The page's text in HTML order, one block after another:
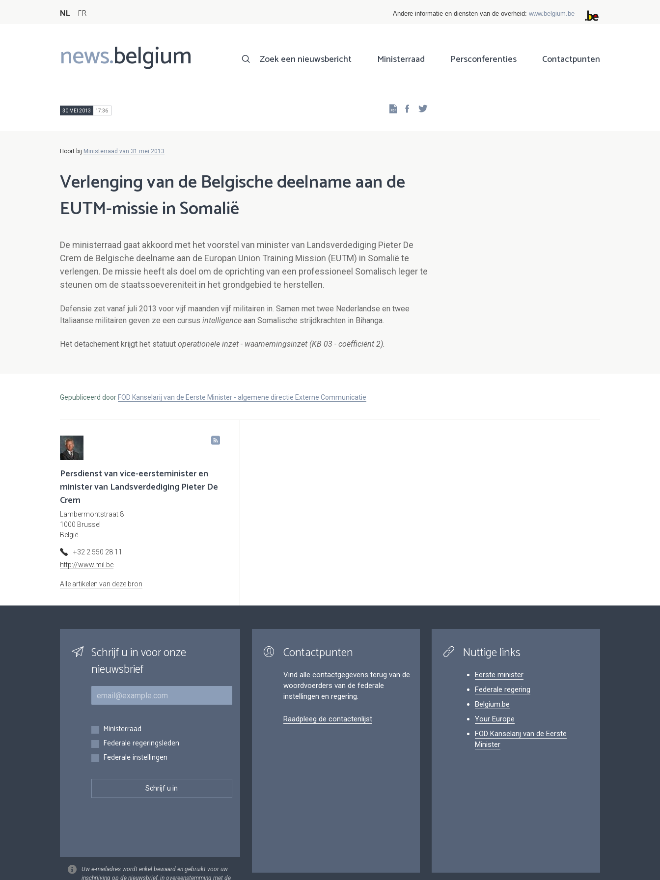
NL FR Andere informatie en diensten van de overheid: www.belgium.be
news.belgium
Main
navigation
Zoek een nieuwsbericht Ministerraad Persconferenties Contactpunten
30 MEI 2013 17:36 Facebook
Hoort bij Ministerraad van 31 mei 2013
Verlenging van de Belgische deelname aan de
EUTM-missie in Somalië
De ministerraad gaat akkoord met het voorstel van minister van Landsverdediging Pieter De
Crem de Belgische deelname aan de Europan Union Training Mission (EUTM) in Somalië te
verlengen. De missie heeft als doel om de oprichting van een professioneel Somalisch leger te
steunen om de staatssoevereniteit in het grondgebied te herstellen.
Defensie zet vanaf juli 2013 voor vijf maanden vijf militairen in. Samen met twee Nederlandse en twee
Italiaanse militairen geven ze een cursus intelligence aan Somalische strijdkrachten in Bihanga.
Het detachement krijgt het statuut operationele inzet - waarnemingsinzet (KB 03 - coëfficiënt 2).
Gepubliceerd door FOD Kanselarij van de Eerste Minister - algemene directie Externe Communicatie
Persdienst van vice-eersteminister en
minister van Landsverdediging Pieter De
Crem
Lambermontstraat 8
1000 Brussel
België
+32 2 550 28 11
http://www.mil.be
Alle artikelen van deze bron
Schrijf u in voor onze
nieuwsbrief
E-mail
Inschrijvingen
Ministerraad
Federale regeringsleden
Federale instellingen
Uw e-mailadres wordt enkel bewaard en gebruikt voor uw
inschrijving op de nieuwsbrief, in overeenstemming met de
Contactpunten
Vind alle contactgegevens terug van de
woordvoerders van de federale
instellingen en regering.
Raadpleeg de contactenlijst
Nuttige links
Eerste minister
Federale regering
Belgium.be
Your Europe
FOD Kanselarij van de Eerste
Minister